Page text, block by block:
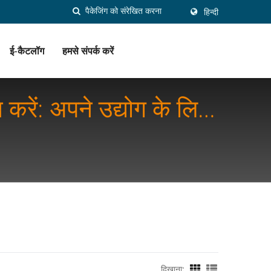
हिन्दी
ई-कैटलॉग हमसे संपर्क करें
अपने उद्योग के लिए